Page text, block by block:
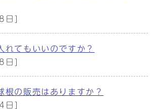
日]
れてもいいのですか？
日]
根の販売はありますか？
日]